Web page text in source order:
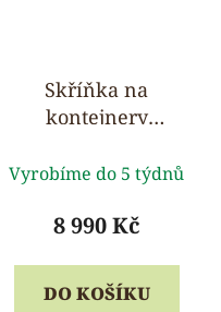
Skříňka na
kontejnery
46 cmhodnocení
produktu
5,0
z
Vyrobíme do 5 týdnů
8 990 Kč
DO KOŠÍKU